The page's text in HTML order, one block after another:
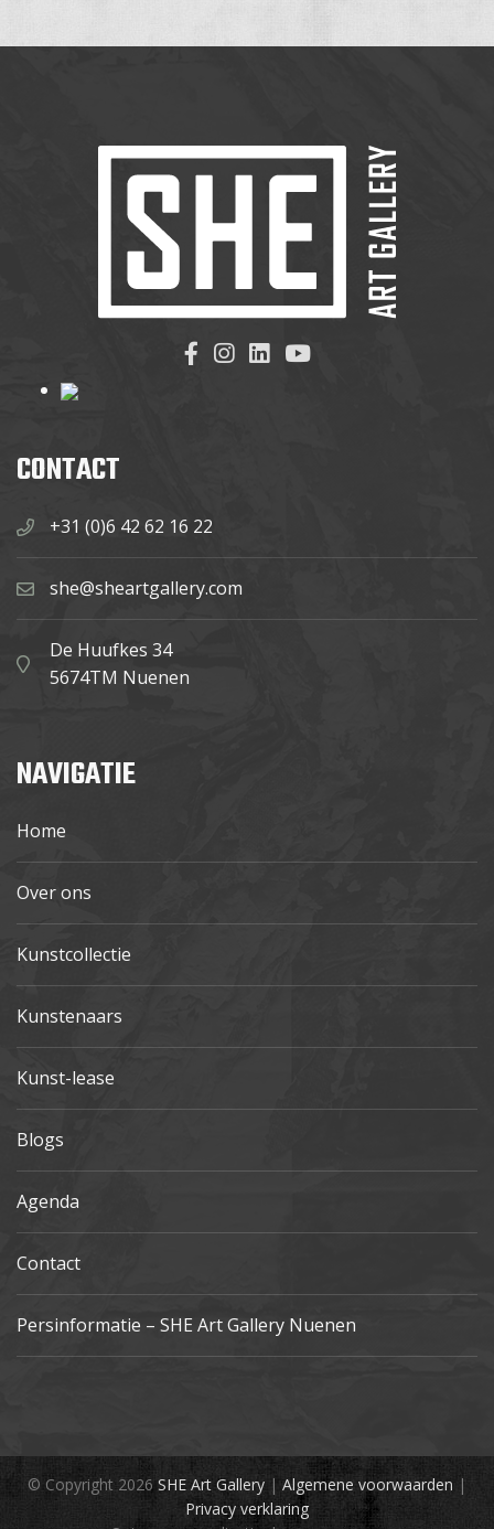
CONTACT
+31 (0)6 42 62 16 22
she@sheartgallery.com
De Huufkes 34
5674TM Nuenen
NAVIGATIE
Home
Over ons
Kunstcollectie
Kunstenaars
Kunst-lease
Blogs
Agenda
Contact
Persinformatie – SHE Art Gallery Nuenen
© Copyright 2026 SHE Art Gallery | Algemene voorwaarden |
Privacy verklaring